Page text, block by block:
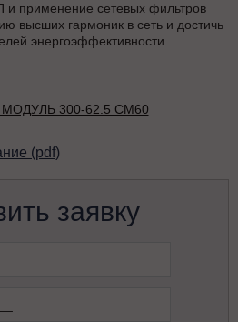
применение сетевых фильтров
высших гармоник в сеть и достичь
энергоэффективности.
(pdf)
заявку